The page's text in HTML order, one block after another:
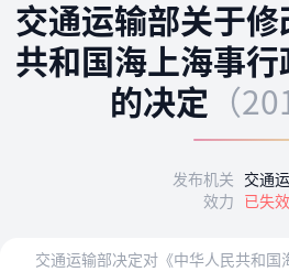
交通运输部关于
共和国海上海事行
的决定 （
发布机关 交通
效力 已失效